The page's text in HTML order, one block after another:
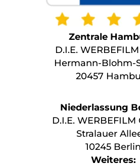
Zentrale
D.I.E.
Hermann-Blohm-
20457
Niederlassung
D.I.E.
Stralauer
10245 Berlin
Weiteres: